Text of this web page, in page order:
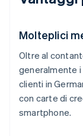
Molteplici
Oltre al
generalmente
clienti in
con carte di
smartphone.